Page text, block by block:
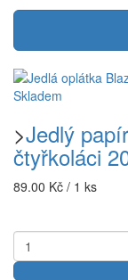
Skladem
>Jedlý
čtyřkoláci
89.00 Kč / 1 ks